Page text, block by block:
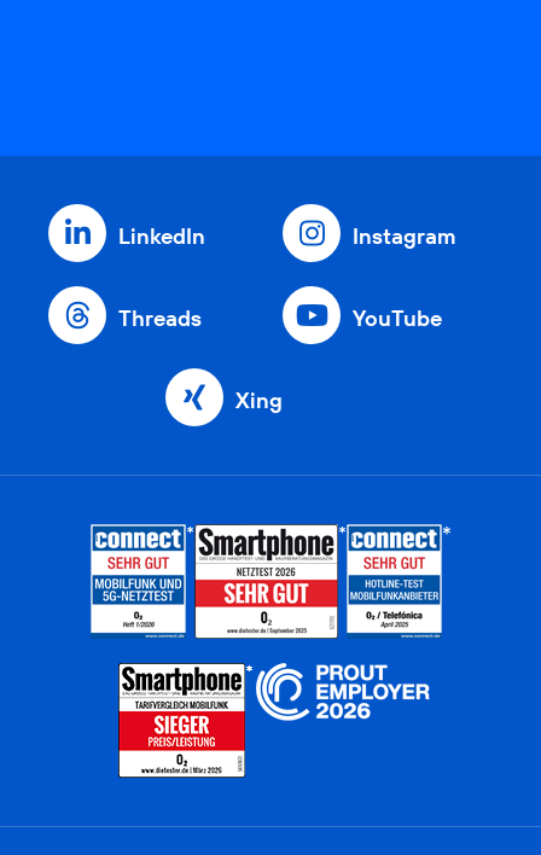
LinkedIn Instagram
Threads YouTube
Xing